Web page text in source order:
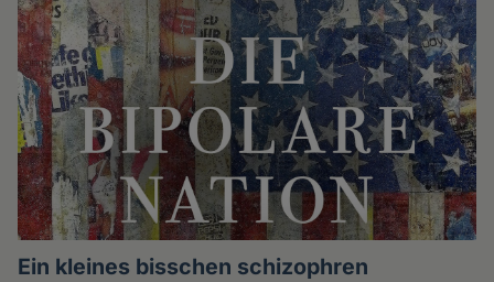
Ein kleines bisschen schizophren